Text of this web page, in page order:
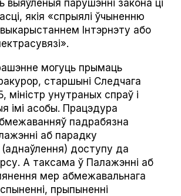
выяўленыя парушэнні закона ці
якія «спрыялі ўчыненню
Інтэрнэту або
могуць прымаць
старшыні Следчага
міністр унутраных спраў і
імі асобы. Працэдура
падрабязна
аб парадку
доступу да
А таксама ў Палажэнні аб
мер абмежавальнага
прыпыненні